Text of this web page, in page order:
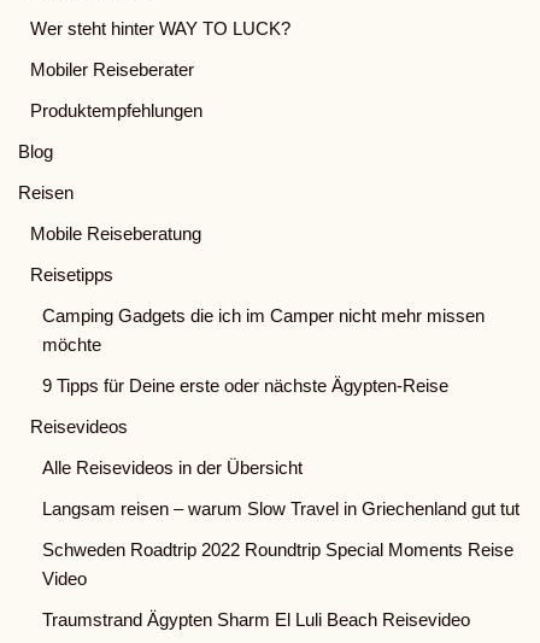
Wer steht hinter WAY TO LUCK?
Mobiler Reiseberater
Produktempfehlungen
Blog
Reisen
Mobile Reiseberatung
Reisetipps
Camping Gadgets die ich im Camper nicht mehr missen
möchte
9 Tipps für Deine erste oder nächste Ägypten-Reise
Reisevideos
Alle Reisevideos in der Übersicht
Langsam reisen – warum Slow Travel in Griechenland gut tut
Schweden Roadtrip 2022 Roundtrip Special Moments Reise
Video
Traumstrand Ägypten Sharm El Luli Beach Reisevideo